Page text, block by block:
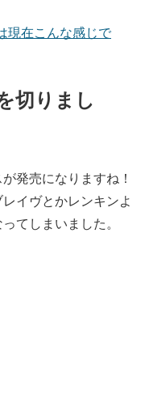
現在こんな感じで
切りまし
発売になりますね！
イヴとかレンキンよ
てしまいました。